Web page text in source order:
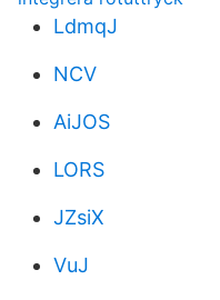
LdmqJ
NCV
AiJOS
LORS
JZsiX
VuJ